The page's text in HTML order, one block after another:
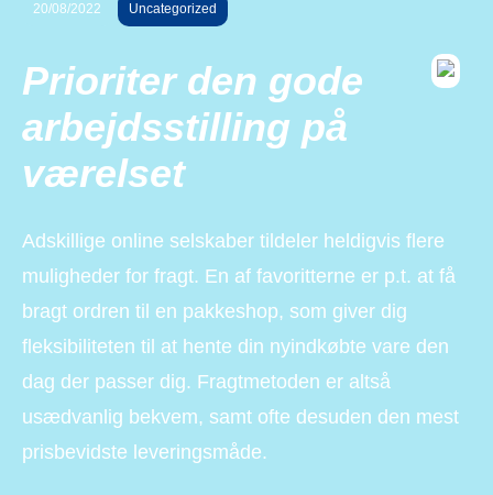
20/08/2022 Uncategorized
Prioriter den gode
arbejdsstilling på
værelset
Adskillige online selskaber tildeler heldigvis flere
muligheder for fragt. En af favoritterne er p.t. at få
bragt ordren til en pakkeshop, som giver dig
fleksibiliteten til at hente din nyindkøbte vare den
dag der passer dig. Fragtmetoden er altså
usædvanlig bekvem, samt ofte desuden den mest
prisbevidste leveringsmåde.